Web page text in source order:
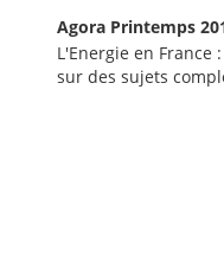
Agora Printemps
L'Energie en
sur des sujets